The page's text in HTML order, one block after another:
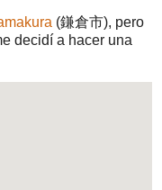
(鎌倉市), pero
decidí a hacer una